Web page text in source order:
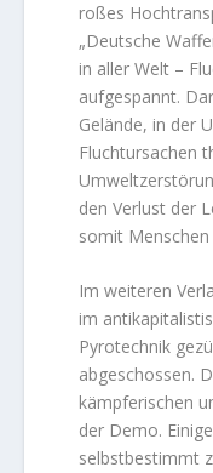
roßes
„Deutsche
in aller Welt –
aufgespannt.
Gelände, in der
Fluchtursachen
den Verlust der
somit Menschen
Im weiteren
im
Pyrotechnik
abgeschossen.
kämpferischen
der Demo.
selbstbestimmt